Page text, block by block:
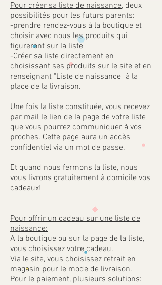
Pour créer sa liste de naissance, deux
possibilités pour les futurs parents:
-prendre rendez-vous à la boutique et
choisir avec nous les produits qui
figureront sur la liste
-Créer sa liste directement en
choisissant ses produits sur le site et en
renseignant "Liste de naissance" à la
place de la livraison.
Une fois la liste constituée, vous recevez
par mail le lien de la page de votre liste
que vous pourrez communiquer à vos
proches. Cette page aura un accès
confidentiel via un mot de passe.
Et quand nous fermons la liste, nous
vous livrons gratuitement à domicile vos
cadeaux!
Pour offrir un cadeau sur une liste de
naissance:
A la boutique ou sur la page de la liste,
vous choisissez votre cadeau.
Via le site, vous choisissez retrait en
magasin pour le mode de livraison.
Pour le paiement, plusieurs solutions: